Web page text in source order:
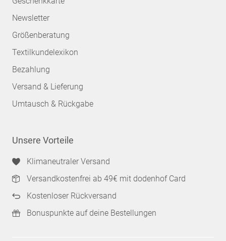
Newsletter
Größenberatung
Textilkundelexikon
Bezahlung
Versand & Lieferung
Umtausch & Rückgabe
Unsere Vorteile
Klimaneutraler Versand
Versandkostenfrei ab 49€ mit dodenhof Card
Kostenloser Rückversand
Bonuspunkte auf deine Bestellungen